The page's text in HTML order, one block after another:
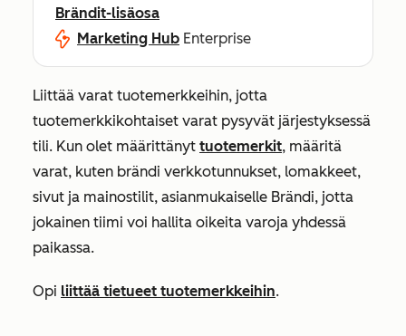
Brändit-lisäosa
Marketing Hub Enterprise
Liittää varat tuotemerkkeihin, jotta
tuotemerkkikohtaiset varat pysyvät järjestyksessä
tili. Kun olet määrittänyt tuotemerkit, määritä
varat, kuten brändi verkkotunnukset, lomakkeet,
sivut ja mainostilit, asianmukaiselle Brändi, jotta
jokainen tiimi voi hallita oikeita varoja yhdessä
paikassa.
Opi liittää tietueet tuotemerkkeihin.